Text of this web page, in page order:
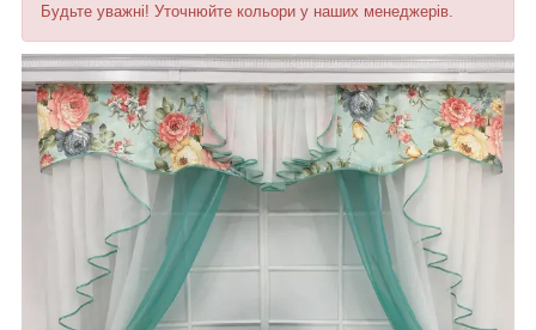
Будьте уважні! Уточнюйте кольори у наших менеджерів.